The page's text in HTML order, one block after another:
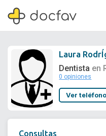
Laura
Dentista en
0 opiniones
Ver teléfono
Consultas